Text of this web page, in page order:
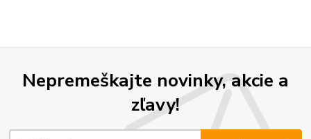
Nepremeškajte novinky, akcie a
zľavy!